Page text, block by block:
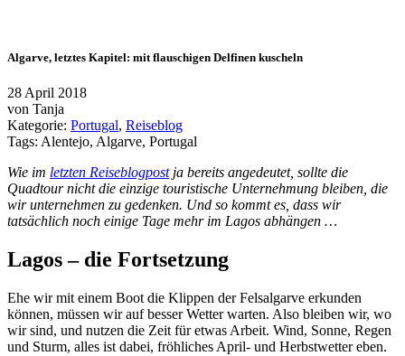
Algarve, letztes Kapitel: mit flauschigen Delfinen kuscheln
28 April 2018
von Tanja
Kategorie: Portugal, Reiseblog
Tags: Alentejo, Algarve, Portugal
Wie im letzten Reiseblogpostja bereits angedeutet, sollte die
Quadtour nicht die einzige touristische Unternehmung bleiben, die
wir unternehmen zu gedenken. Und so kommt es, dass wir
tatsächlich noch einige Tage mehr im Lagos abhängen …
Lagos – die Fortsetzung
Ehe wir mit einem Boot die Klippen der Felsalgarve erkunden
können, müssen wir auf besser Wetter warten. Also bleiben wir, wo
wir sind, und nutzen die Zeit für etwas Arbeit. Wind, Sonne, Regen
und Sturm, alles ist dabei, fröhliches April- und Herbstwetter eben.